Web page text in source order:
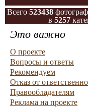
Всего 523438
в 5257
Это важно
О проекте
Вопросы и ответы
Рекомендуем
Отказ от
Правообладателям
Реклама на проекте